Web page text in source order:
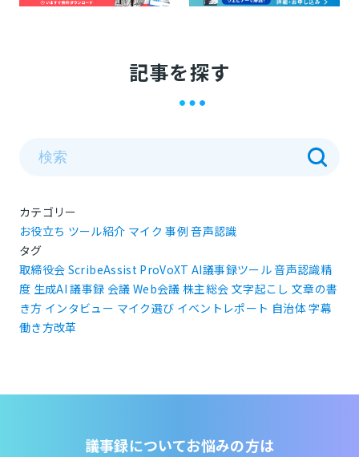
記事を探す
カテゴリー
お役立ち ツール紹介 マイク 事例 音声認識
タグ
取締役会 ScribeAssist ProVoXT AI議事録ツール音声認識精
度 生成AI 議事録 会議 Web会議 株主総会 文字起こし 文章の書
き方 インタビュー マイク選び イベントレポート 自治体字幕
働き方改革
議事録についてお悩みの方は